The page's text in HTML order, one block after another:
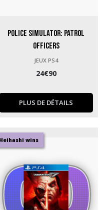
Police Simulator: Patrol
Officers
JEUX PS4
24€90
PLUS DE DÉTAILS
Heihashi wins